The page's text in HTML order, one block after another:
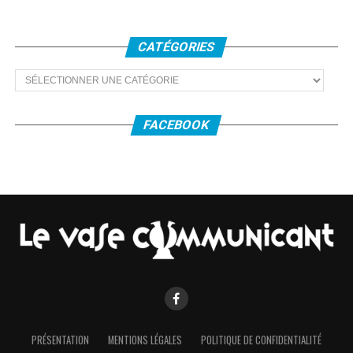
l’extérieur l’an passé. S’il fallait encore démontrer l’état
Les scènes ouvertes une fois par mois les mardis ou
mercredis à 18h30, la pause musicale sur le parvis en mai
ou les rencontres avec les autres conservatoires. »
s’arrêtent-elles là dans leurs actions ? La réponse est
CATÉGORIES
Catégories
FACEBOOK
PRÉSENTATION MENTIONS LÉGALES
POLITIQUE DE CONFIDENTIALITÉ